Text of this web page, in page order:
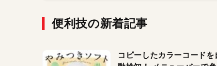
便利技の新着記事
コピーしたカラーコードを